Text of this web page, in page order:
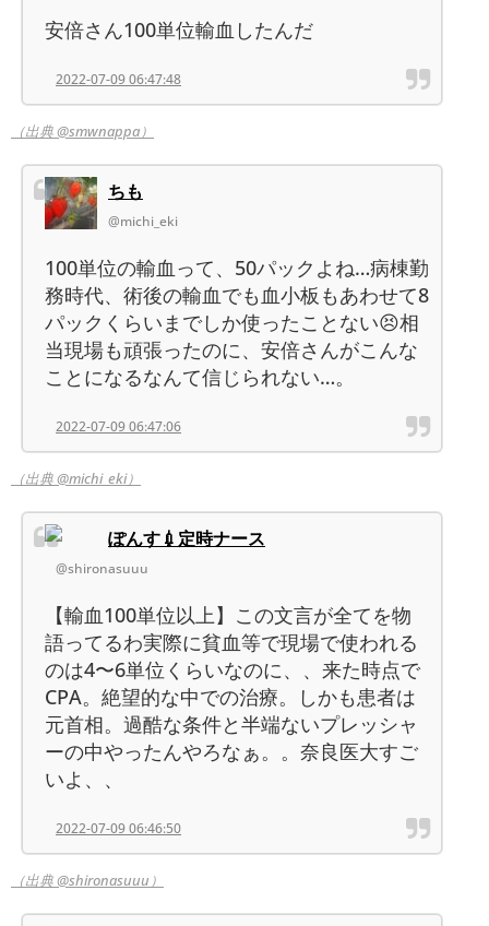
安倍さん100単位輸血したんだ
2022-07-09 06:47:48
（出典 @smwnappa）
ちも
@michi_eki
100単位の輸血って、50パックよね…病棟勤
務時代、術後の輸血でも血小板もあわせて8
パックくらいまでしか使ったことない😣相
当現場も頑張ったのに、安倍さんがこんな
ことになるなんて信じられない…。
2022-07-09 06:47:06
（出典 @michi_eki）
ぽんす💉定時ナース
@shironasuuu
【輸血100単位以上】この文言が全てを物
語ってるわ実際に貧血等で現場で使われる
のは4〜6単位くらいなのに、、来た時点で
CPA。絶望的な中での治療。しかも患者は
元首相。過酷な条件と半端ないプレッシャ
ーの中やったんやろなぁ。。奈良医大すご
いよ、、
2022-07-09 06:46:50
（出典 @shironasuuu）